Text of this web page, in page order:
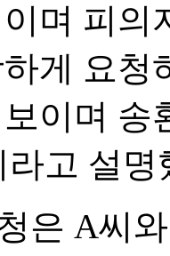
며 피의
게 요
이며 송
고 설명
은 A씨